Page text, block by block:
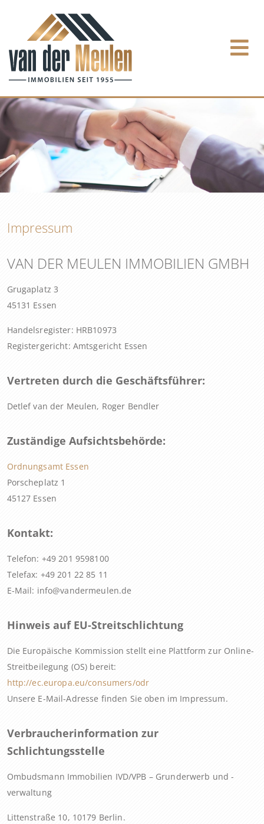
Impressum
VAN DER MEULEN IMMOBILIEN GMBH
Grugaplatz 3
45131 Essen
Handelsregister: HRB10973
Registergericht: Amtsgericht Essen
Vertreten durch die Geschäftsführer:
Detlef van der Meulen, Roger Bendler
Zuständige Aufsichtsbehörde:
Ordnungsamt Essen
Porscheplatz 1
45127 Essen
Kontakt:
Telefon: +49 201 9598100
Telefax: +49 201 22 85 11
E-Mail: info@vandermeulen.de
Hinweis auf EU-Streitschlichtung
Die Europäische Kommission stellt eine Plattform zur Online-
Streitbeilegung (OS) bereit:
http://ec.europa.eu/consumers/odr
Unsere E-Mail-Adresse finden Sie oben im Impressum.
Verbraucherinformation zur
Schlichtungsstelle
Ombudsmann Immobilien IVD/VPB – Grunderwerb und -
verwaltung
Littenstraße 10, 10179 Berlin.